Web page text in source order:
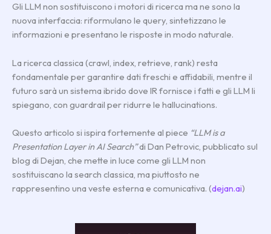
Gli LLM non sostituiscono i motori di ricerca ma ne sono la
nuova interfaccia: riformulano le query, sintetizzano le
informazioni e presentano le risposte in modo naturale.
La ricerca classica (crawl, index, retrieve, rank) resta
fondamentale per garantire dati freschi e affidabili, mentre il
futuro sarà un sistema ibrido dove IR fornisce i fatti e gli LLM li
spiegano, con guardrail per ridurre le hallucinations.
Questo articolo si ispira fortemente al piece “LLM is a
Presentation Layer in AI Search”di Dan Petrovic, pubblicato sul
blog di Dejan, che mette in luce come gli LLM non
sostituiscano la search classica, ma piuttosto ne
rappresentino una veste esterna e comunicativa. (dejan.ai)